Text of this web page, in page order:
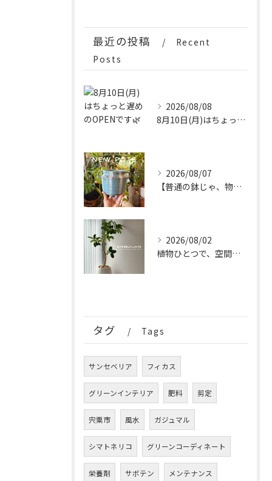
最近の投稿
Recent
Posts
2026/08/08
8月10日(月)はちょっと遅めのOPENです🌿
2026/08/07
【普通の鉢じゃ、物足りない。
2026/08/02
植物ひとつで、空間はもっと完成する。
タグ Tags
サンセベリア フィカス
グリーンインテリア 肥料 剪定
宍粟市 風水 ガジュマル
シマトネリコ グリーンコーディネート
栄養剤 サボテン メンテナンス